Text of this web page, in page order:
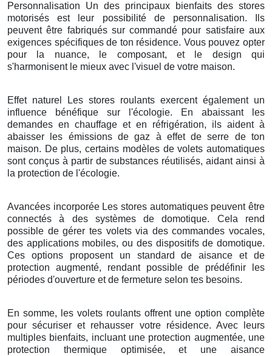
Personnalisation Un des principaux bienfaits des stores
motorisés est leur possibilité de personnalisation. Ils
peuvent être fabriqués sur commandé pour satisfaire aux
exigences spécifiques de ton résidence. Vous pouvez opter
pour la nuance, le composant, et le design qui
s'harmonisent le mieux avec l'visuel de votre maison.
Effet naturel Les stores roulants exercent également un
influence bénéfique sur l'écologie. En abaissant les
demandes en chauffage et en réfrigération, ils aident à
abaisser les émissions de gaz à effet de serre de ton
maison. De plus, certains modèles de volets automatiques
sont conçus à partir de substances réutilisés, aidant ainsi à
la protection de l'écologie.
Avancées incorporée Les stores automatiques peuvent être
connectés à des systèmes de domotique. Cela rend
possible de gérer tes volets via des commandes vocales,
des applications mobiles, ou des dispositifs de domotique.
Ces options proposent un standard de aisance et de
protection augmenté, rendant possible de prédéfinir les
périodes d'ouverture et de fermeture selon tes besoins.
En somme, les volets roulants offrent une option complète
pour sécuriser et rehausser votre résidence. Avec leurs
multiples bienfaits, incluant une protection augmentée, une
protection thermique optimisée, et une aisance